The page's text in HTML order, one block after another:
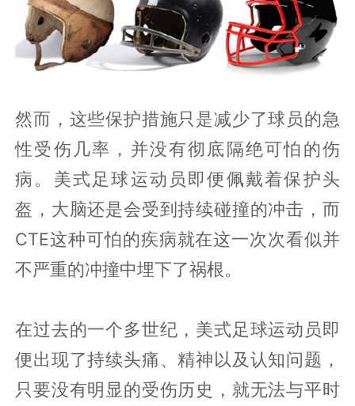
然而，这些保护措施只是减少了球员的急
性受伤几率，并没有彻底隔绝可怕的伤
病。美式足球运动员即便佩戴着保护头
盔，大脑还是会受到持续碰撞的冲击，而
CTE这种可怕的疾病就在这一次次看似并
不严重的冲撞中埋下了祸根。
在过去的一个多世纪，美式足球运动员即
便出现了持续头痛、精神以及认知问题，
只要没有明显的受伤历史，就无法与平时